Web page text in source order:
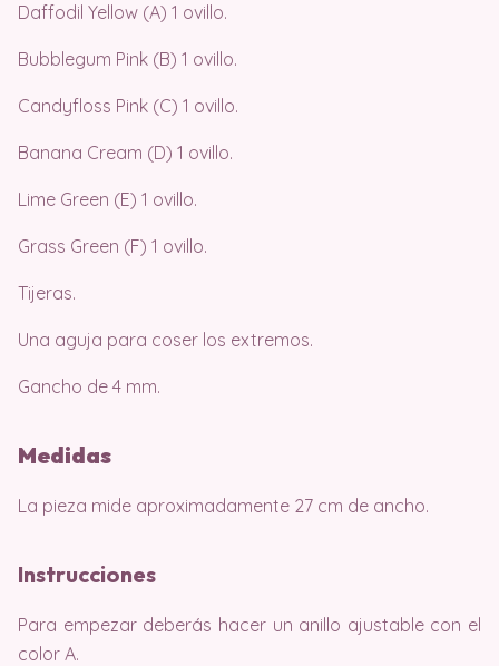
Daffodil Yellow (A) 1 ovillo.
Bubblegum Pink (B) 1 ovillo.
Candyfloss Pink (C) 1 ovillo.
Banana Cream (D) 1 ovillo.
Lime Green (E) 1 ovillo.
Grass Green (F) 1 ovillo.
Tijeras.
Una aguja para coser los extremos.
Gancho de 4 mm.
Medidas
La pieza mide aproximadamente 27 cm de ancho.
Instrucciones
Para empezar deberás hacer un anillo ajustable con el
color A.